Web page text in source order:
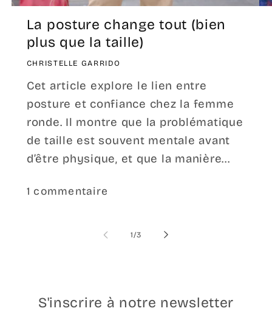
La posture change tout (bien
plus que la taille)
CHRISTELLE GARRIDO
Cet article explore le lien entre
posture et confiance chez la femme
ronde. Il montre que la problématique
de taille est souvent mentale avant
d’être physique, et que la manière...
1 commentaire
1/de
3
S'inscrire à notre newsletter